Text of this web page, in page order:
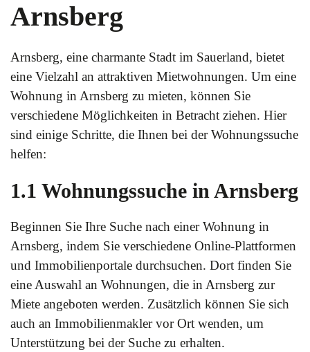
Arnsberg
Arnsberg, eine charmante Stadt im Sauerland, bietet
eine Vielzahl an attraktiven Mietwohnungen. Um eine
Wohnung in Arnsberg zu mieten, können Sie
verschiedene Möglichkeiten in Betracht ziehen. Hier
sind einige Schritte, die Ihnen bei der Wohnungssuche
helfen:
1.1 Wohnungssuche in Arnsberg
Beginnen Sie Ihre Suche nach einer Wohnung in
Arnsberg, indem Sie verschiedene Online-Plattformen
und Immobilienportale durchsuchen. Dort finden Sie
eine Auswahl an Wohnungen, die in Arnsberg zur
Miete angeboten werden. Zusätzlich können Sie sich
auch an Immobilienmakler vor Ort wenden, um
Unterstützung bei der Suche zu erhalten.